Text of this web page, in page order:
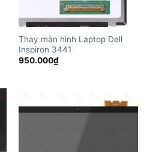
Thay màn hình Laptop Dell
Inspiron 3441
950.000₫